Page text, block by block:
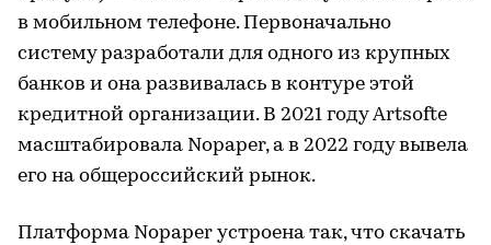
в мобильном телефоне. Первоначально
систему разработали для одного из крупных
банков и она развивалась в контуре этой
кредитной организации. В 2021 году Artsofte
масштабировала Nopaper, а в 2022 году вывела
его на общероссийский рынок.
Платформа Nopaper устроена так, что скачать